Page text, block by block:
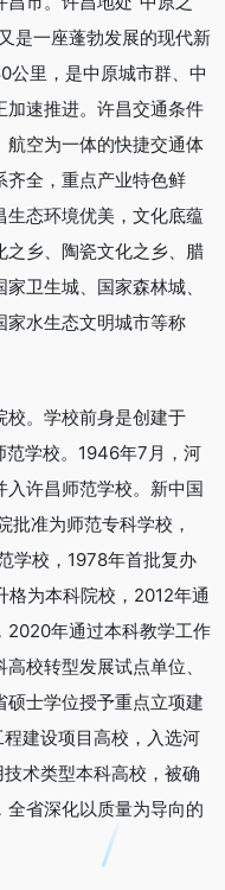
是一座蓬勃发展的现代新
公里，是中原城市群、中
加速推进。许昌交通条件
航空为一体的快捷交通体
齐全，重点产业特色鲜
生态环境优美，文化底蕴
之乡、陶瓷文化之乡、腊
卫生城、国家森林城、
家水生态文明城市等称
校。学校前身是创建于
范学校。1946年7月，河
许昌师范学校。新中国
批准为师范专科学校，
学校，1978年首批复办
为本科院校，2012年通
2020年通过本科教学工作
校转型发展试点单位、
士学位授予重点立项建
建设项目高校，入选河
术类型本科高校，被确
省深化以质量为导向的